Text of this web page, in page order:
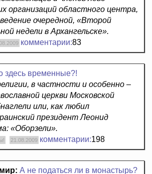
организаций областного центра,
очередной, «Второй
недели в Архангельске».
комментарии:83
здесь временные?!
в частности и особенно –
церкви Московской
или, как любил
президент Леонид
«Оборзели».
21.08.2009 комментарии:198
А не податься ли в монастырь?